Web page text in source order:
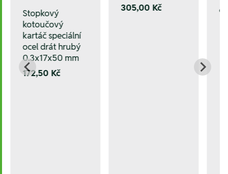
Stopkový
kotoučový
kartáč speciální
ocel drát hrubý
0.3x17x50 mm
172,50 Kč
305,00 Kč